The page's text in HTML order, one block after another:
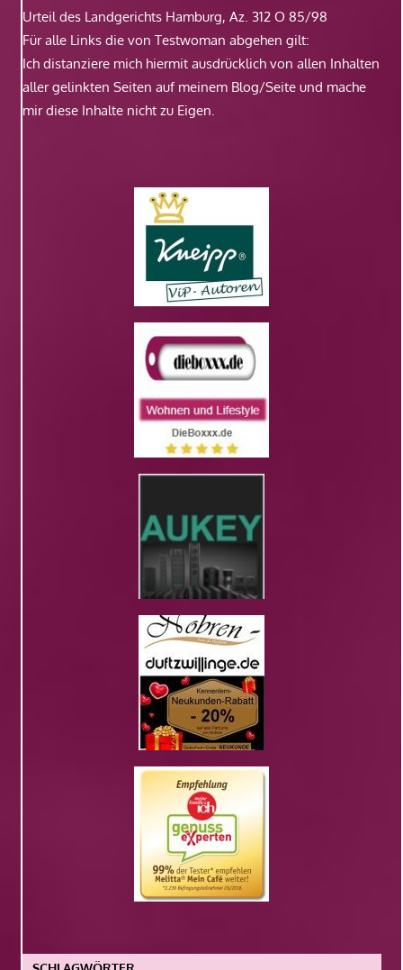
Urteil des Landgerichts Hamburg, Az. 312 O 85/98
Für alle Links die von Testwoman abgehen gilt:
Ich distanziere mich hiermit ausdrücklich von allen Inhalten
aller gelinkten Seiten auf meinem Blog/Seite und mache
mir diese Inhalte nicht zu Eigen.